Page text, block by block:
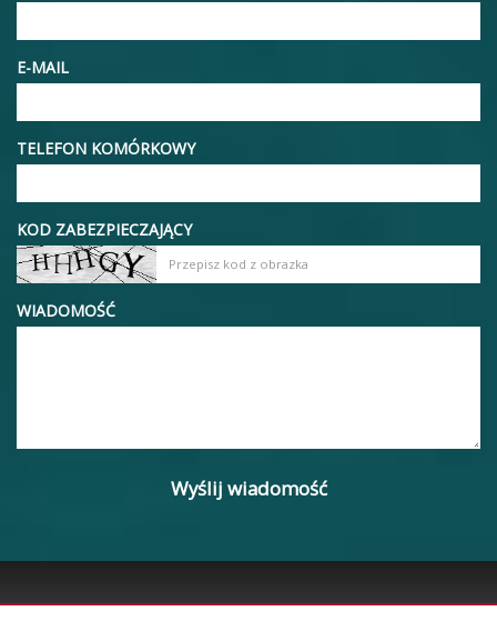
E-MAIL
TELEFON KOMÓRKOWY
KOD ZABEZPIECZAJĄCY
WIADOMOŚĆ